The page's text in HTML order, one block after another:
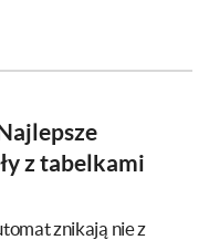
z tabelkami
znikają nie z